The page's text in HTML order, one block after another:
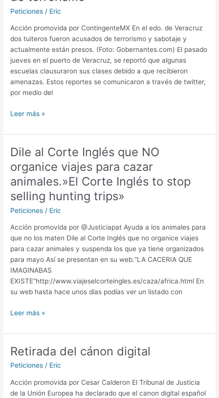
la
destrueix!
/
Salvemos
Es
Trenc!
Quien
ama
Mallorca
la
Save
Trenc!
Who
loves
Mallorca
doesn’t
destroy
Peticiones / Eric
Acción promovida por ContingenteMX En el edo. de Veracruz
dos tuiteros fueron acusados de terrorismo y sabotaje y
actualmente están presos. (Foto: Gobernantes.com) El pasado
jueves en el puerto de Veracruz, se reportó que algunas
escuelas clausuraron sus clases debido a que recibieron
amenazas. Estos reportes se comunicaron a través de twitter,
por medio del
Pídele
gobernador
Veracruz
libertad
para
los
tuiteros
acusados
terrorismo
Leer más »
Dile al Corte Inglés que NO
organice viajes para cazar
animales.»El Corte Inglés to stop
selling hunting trips»
Peticiones / Eric
Acción promovida por @Justiciapat Ayuda a los animales para
que no los maten Dile al Corte Inglés que no organice viajes
para cazar animales y suspenda los que ya tiene organizados
para mayo Así se presentan en su web.“LA CACERIA QUE
IMAGINABAS
EXISTE”http://www.viajeselcorteingles.es/caza/africa.html En
su web hasta hace unos días podías ver un listado con
Dile
Corte
que
NO
Leer más »
Retirada del cánon digital
Peticiones / Eric
Acción promovida por Cesar Calderon El Tribunal de Justicia
de la Unión Europea ha declarado que el canon digital español